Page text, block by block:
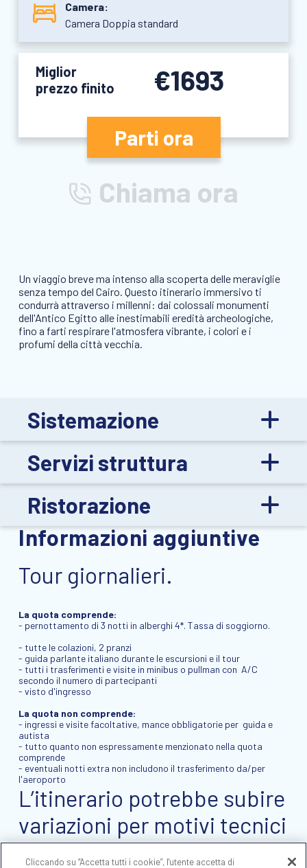
Camera:
Camera Doppia standard
Miglior
prezzo finito
€1693
Parti ora
Chiama ora
Un viaggio breve ma intenso alla scoperta delle meraviglie
senza tempo del Cairo. Questo itinerario immersivo ti
condurrà attraverso i millenni: dai colossali monumenti
dell'Antico Egitto alle inestimabili eredità archeologiche,
fino a farti respirare l'atmosfera vibrante, i colori e i
profumi della città vecchia.
Sistemazione
Servizi struttura
Ristorazione
Informazioni aggiuntive
Tour giornalieri.
La quota comprende:
- pernottamento di 3 notti in alberghi 4*. Tassa di soggiorno.
- tutte le colazioni, 2 pranzi
- guida parlante italiano durante le escursioni e il tour
- tutti i trasferimenti e visite in minibus o pullman con A/C
secondo il numero di partecipanti
- visto d'ingresso
La quota non comprende:
- ingressi e visite facoltative, mance obbligatorie per guida e
autista
- tutto quanto non espressamente menzionato nella quota
comprende
- eventuali notti extra non includono il trasferimento da/per
l'aeroporto
L’itinerario potrebbe subire
variazioni per motivi tecnici
o di gestione dei siti.
Cliccando su “Accetta tutti i cookie”, l'utente accetta di